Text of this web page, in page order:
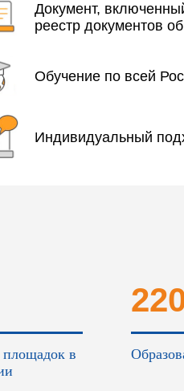
Документ,
реестр документов
Обучение по всей
Индивидуальный
площадок в